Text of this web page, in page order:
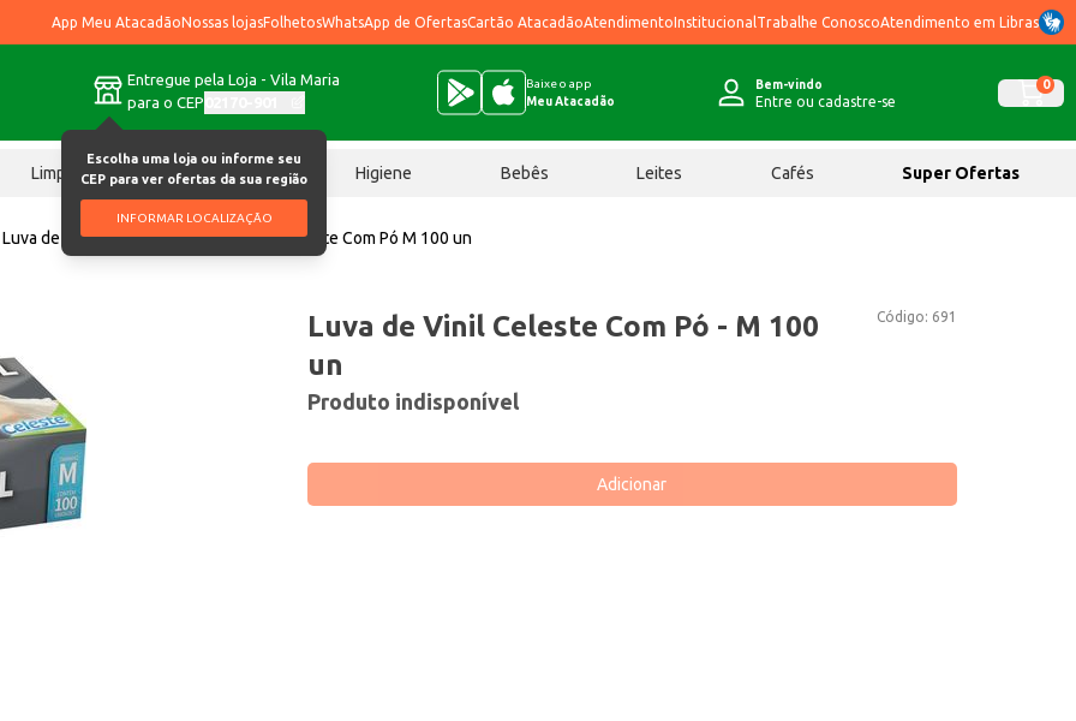
App Meu AtacadãoNossas lojasFolhetosWhatsApp de OfertasCartão AtacadãoAtendimentoInstitucional Trabalhe ConoscoAtendimento em Libras
Entregue pela Loja - Vila Maria
para o CEP
Escolha uma loja ou informe seu
CEP para ver ofertas da sua região
INFORMAR LOCALIZAÇÃO
Baixe o app
Meu Atacadão
Bem-vindo
Entre ou cadastre-se
0
Limpeza Chocolates Higiene Bebês Leites Cafés Super Ofertas
Luva de procedimento Luva de Vinil Celeste Com Pó M 100 un
Código: 691
Luva de Vinil Celeste Com Pó - M 100
un
Produto indisponível
Adicionar